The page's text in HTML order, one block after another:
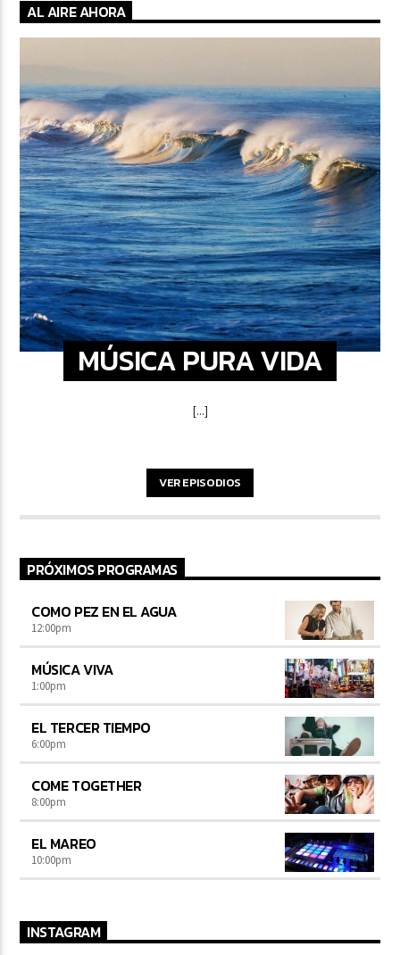
AL AIRE AHORA
MÚSICA PURA VIDA
[...]
VER EPISODIOS
PRÓXIMOS PROGRAMAS
COMO PEZ EN EL AGUA
12:00pm
MÚSICA VIVA
1:00pm
EL TERCER TIEMPO
6:00pm
COME TOGETHER
8:00pm
EL MAREO
10:00pm
INSTAGRAM